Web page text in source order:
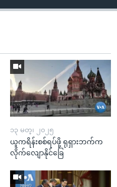
၁၃ မတ္၊ ၂၀၂၅
ယူကရိန်းစစ်ရပ်ဖို့ ရုရှားဘက်က
လိုက်လျောနိုင်ခြေ